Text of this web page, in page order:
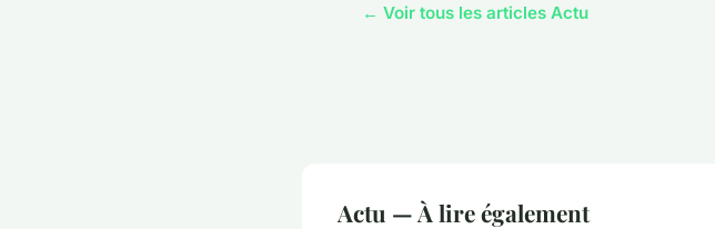
← Voir tous les articles Actu
Actu — À lire également